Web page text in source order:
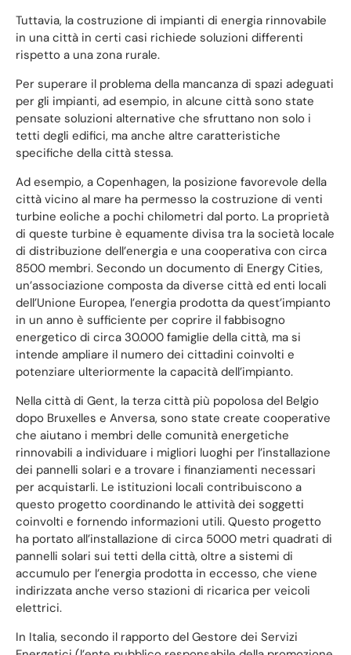
Tuttavia, la costruzione di impianti di energia rinnovabile
in una città in certi casi richiede soluzioni differenti
rispetto a una zona rurale.
Per superare il problema della mancanza di spazi adeguati
per gli impianti, ad esempio, in alcune città sono state
pensate soluzioni alternative che sfruttano non solo i
tetti degli edifici, ma anche altre caratteristiche
specifiche della città stessa.
Ad esempio, a Copenhagen, la posizione favorevole della
città vicino al mare ha permesso la costruzione di venti
turbine eoliche a pochi chilometri dal porto. La proprietà
di queste turbine è equamente divisa tra la società locale
di distribuzione dell’energia e una cooperativa con circa
8500 membri. Secondo un documento di Energy Cities,
un’associazione composta da diverse città ed enti locali
dell’Unione Europea, l’energia prodotta da quest’impianto
in un anno è sufficiente per coprire il fabbisogno
energetico di circa 30.000 famiglie della città, ma si
intende ampliare il numero dei cittadini coinvolti e
potenziare ulteriormente la capacità dell’impianto.
Nella città di Gent, la terza città più popolosa del Belgio
dopo Bruxelles e Anversa, sono state create cooperative
che aiutano i membri delle comunità energetiche
rinnovabili a individuare i migliori luoghi per l’installazione
dei pannelli solari e a trovare i finanziamenti necessari
per acquistarli. Le istituzioni locali contribuiscono a
questo progetto coordinando le attività dei soggetti
coinvolti e fornendo informazioni utili. Questo progetto
ha portato all’installazione di circa 5000 metri quadrati di
pannelli solari sui tetti della città, oltre a sistemi di
accumulo per l’energia prodotta in eccesso, che viene
indirizzata anche verso stazioni di ricarica per veicoli
elettrici.
In Italia, secondo il rapporto del Gestore dei Servizi